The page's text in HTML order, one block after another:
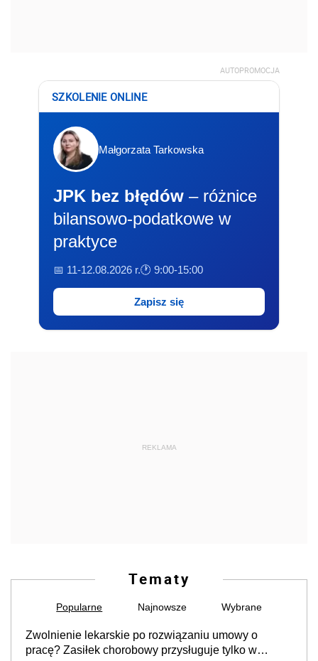
AUTOPROMOCJA
SZKOLENIE ONLINE
Małgorzata Tarkowska
JPK bez błędów – różnice
bilansowo-podatkowe w
praktyce
📅 11-12.08.2026 r.🕐 9:00-15:00
Zapisz się
REKLAMA
Tematy
Popularne Najnowsze Wybrane
Zwolnienie lekarskie po rozwiązaniu umowy o
pracę? Zasiłek chorobowy przysługuje tylko w